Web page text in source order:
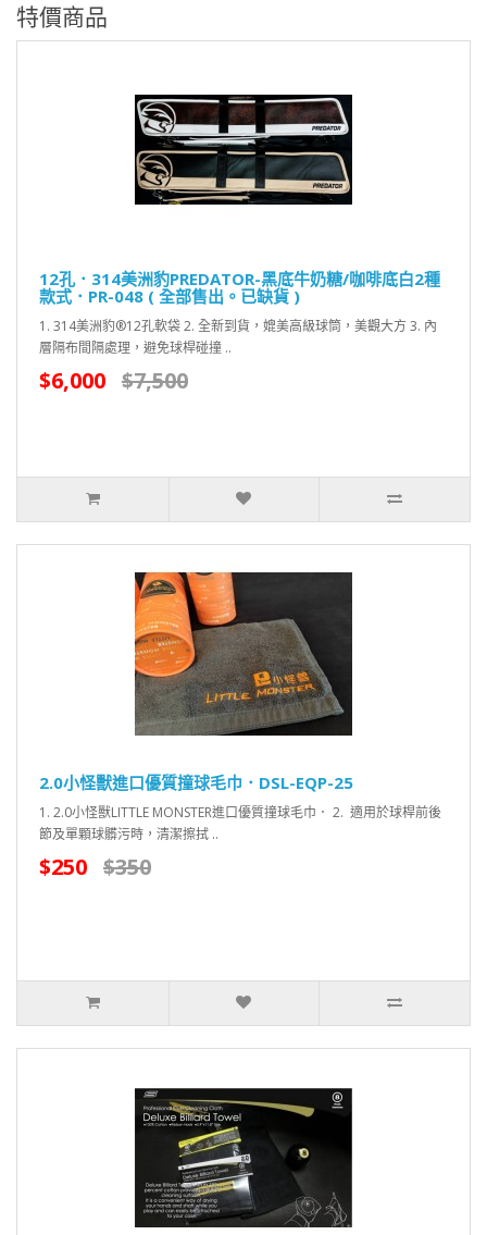
特價商品
12孔．314美洲豹PREDATOR-黑底牛奶糖/咖啡底白2種
款式．PR-048 ( 全部售出。已缺貨 )
1. 314美洲豹®12孔軟袋 2. 全新到貨，媲美高級球筒，美觀大方 3. 內
層隔布間隔處理，避免球桿碰撞 ..
$6,000 $7,500
2.0小怪獸進口優質撞球毛巾．DSL-EQP-25
1. 2.0小怪獸LITTLE MONSTER進口優質撞球毛巾． 2. 適用於球桿前後
節及單顆球髒污時，清潔擦拭 ..
$250 $350